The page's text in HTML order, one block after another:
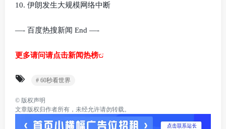
10. 伊朗发生大规模网络中断
—- 百度热搜新闻 End —-
更多请问请点击新闻热榜
# 60秒看世界
© 版权声明
文章版权归作者所有，未经允许请勿转载。